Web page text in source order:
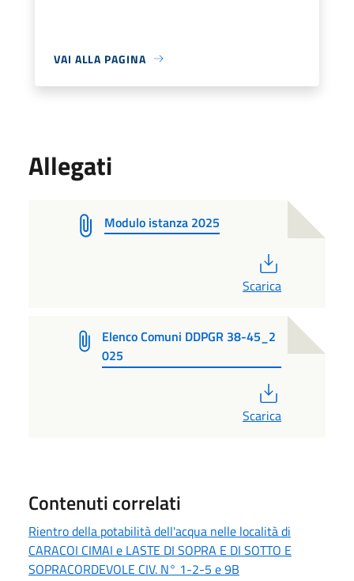
VAI ALLA PAGINA
Allegati
Modulo istanza 2025
Scarica
Elenco Comuni DDPGR 38-45_2
025
Scarica
Contenuti correlati
Rientro della potabilità dell'acqua nelle località di
CARACOI CIMAI e LASTE DI SOPRA E DI SOTTO E
SOPRACORDEVOLE CIV. N° 1-2-5 e 9B